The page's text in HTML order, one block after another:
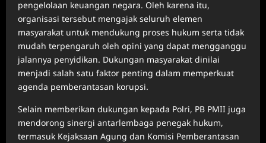
pengelolaan keuangan negara. Oleh karena itu,
organisasi tersebut mengajak seluruh elemen
masyarakat untuk mendukung proses hukum serta tidak
mudah terpengaruh oleh opini yang dapat mengganggu
jalannya penyidikan. Dukungan masyarakat dinilai
menjadi salah satu faktor penting dalam memperkuat
agenda pemberantasan korupsi.
Selain memberikan dukungan kepada Polri, PB PMII juga
mendorong sinergi antarlembaga penegak hukum,
termasuk Kejaksaan Agung dan Komisi Pemberantasan